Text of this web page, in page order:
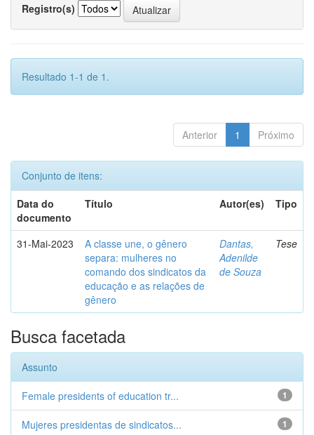
Registro(s)
Resultado 1-1 de 1.
Anterior 1 Próximo
Conjunto de itens:
Data do
documento
Título Autor(es) Tipo
31-Mai-2023
A classe une, o gênero
separa: mulheres no
comando dos sindicatos da
educação e as relações de
gênero
Dantas,
Adenilde
de Souza
Tese
Busca facetada
Assunto
1
Female presidents of education tr...
1
Mujeres presidentas de sindicatos...